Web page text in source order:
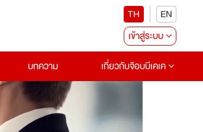
TH
EN
เข้าสู่ระบบ
บทความ เกี่ยวกับจ๊อบบีเคเค